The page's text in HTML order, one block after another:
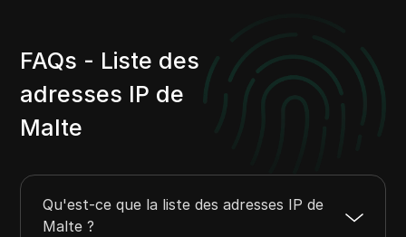
84.252.112.0
84.252.112.255
256
84.255.0.0
84.255.63.255
88.203.0.0
85.236.136.0
85.236.143.255
2048
82.205.171.0
82.205.171.255
256
83.142.248.0
FAQs - Liste des
adresses IP de
Malte
Qu'est-ce que la liste des adresses IP de
Malte ?